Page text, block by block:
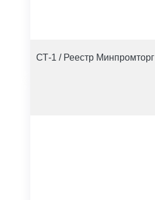
СТ-1 / Реестр Минпромторг